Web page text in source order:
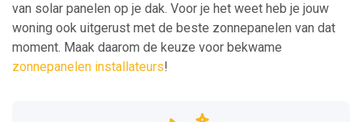
van solar panelen op je dak. Voor je het weet heb je jouw
woning ook uitgerust met de beste zonnepanelen van dat
moment. Maak daarom de keuze voor bekwame
zonnepanelen installateurs!